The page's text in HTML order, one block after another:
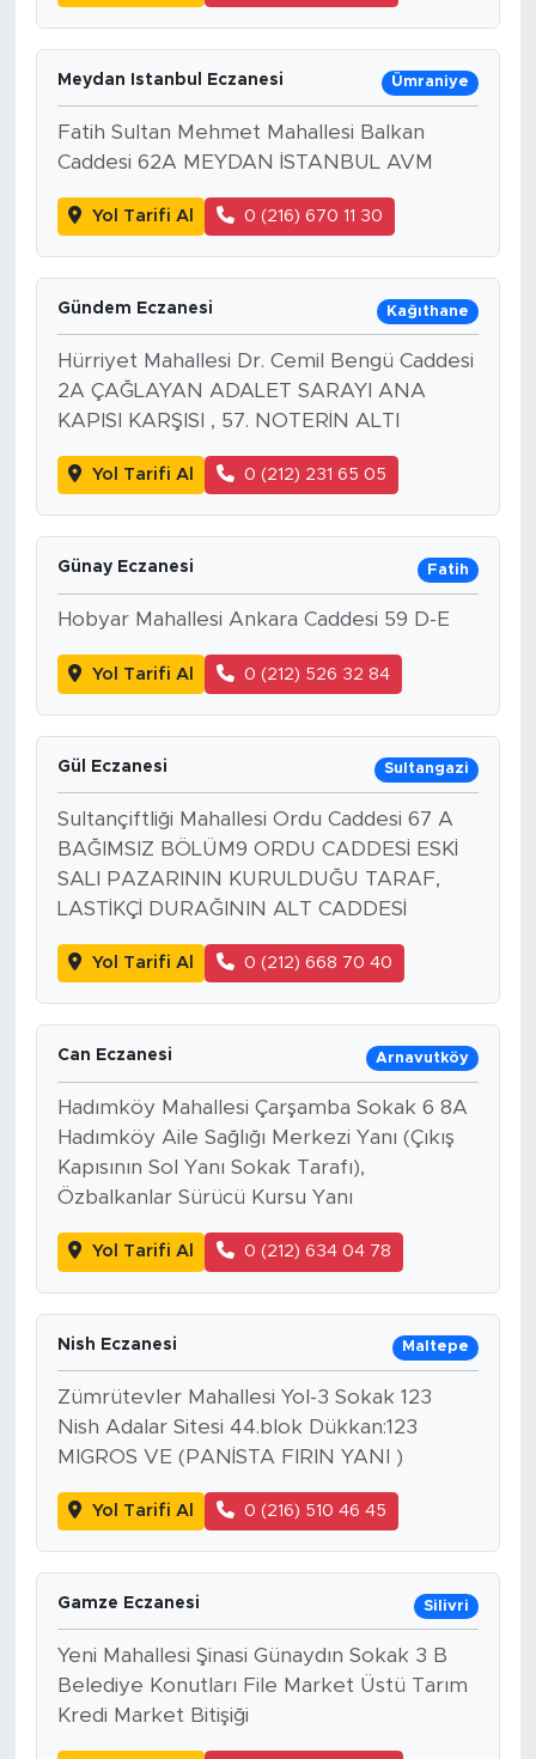
Meydan Istanbul Eczanesi Ümraniye
Fatih Sultan Mehmet Mahallesi Balkan
Caddesi 62A MEYDAN İSTANBUL AVM
Yol Tarifi Al 0 (216) 670 11 30
Gündem Eczanesi Kağıthane
Hürriyet Mahallesi Dr. Cemil Bengü Caddesi
2A ÇAĞLAYAN ADALET SARAYI ANA
KAPISI KARŞISI , 57. NOTERİN ALTI
Yol Tarifi Al 0 (212) 231 65 05
Günay Eczanesi Fatih
Hobyar Mahallesi Ankara Caddesi 59 D-E
Yol Tarifi Al 0 (212) 526 32 84
Gül Eczanesi Sultangazi
Sultançiftliği Mahallesi Ordu Caddesi 67 A
BAĞIMSIZ BÖLÜM9 ORDU CADDESİ ESKİ
SALI PAZARININ KURULDUĞU TARAF,
LASTİKÇİ DURAĞININ ALT CADDESİ
Yol Tarifi Al 0 (212) 668 70 40
Can Eczanesi Arnavutköy
Hadımköy Mahallesi Çarşamba Sokak 6 8A
Hadımköy Aile Sağlığı Merkezi Yanı (Çıkış
Kapısının Sol Yanı Sokak Tarafı),
Özbalkanlar Sürücü Kursu Yanı
Yol Tarifi Al 0 (212) 634 04 78
Nish Eczanesi Maltepe
Zümrütevler Mahallesi Yol-3 Sokak 123
Nish Adalar Sitesi 44.blok Dükkan:123
MIGROS VE (PANİSTA FIRIN YANI )
Yol Tarifi Al 0 (216) 510 46 45
Gamze Eczanesi Silivri
Yeni Mahallesi Şinasi Günaydın Sokak 3 B
Belediye Konutları File Market Üstü Tarım
Kredi Market Bitişiği